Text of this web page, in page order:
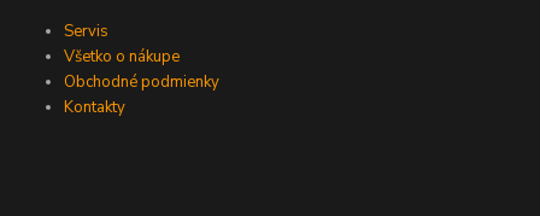
Servis
Všetko o nákupe
Obchodné podmienky
Kontakty